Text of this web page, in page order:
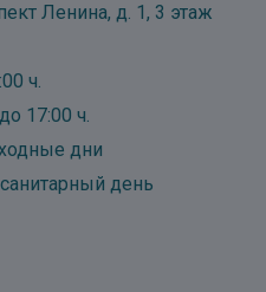
Ленина, д. 1, 3 этаж
ч.
17:00 ч.
дни
день